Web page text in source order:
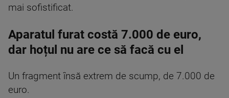
mai sofistificat.
Aparatul furat costă 7.000 de euro,
dar hoțul nu are ce să facă cu el
Un fragment însă extrem de scump, de 7.000 de
euro.